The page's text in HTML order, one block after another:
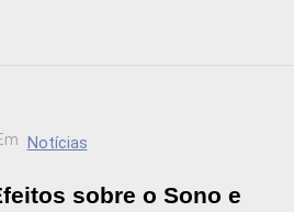
Notícias
sobre o Sono e